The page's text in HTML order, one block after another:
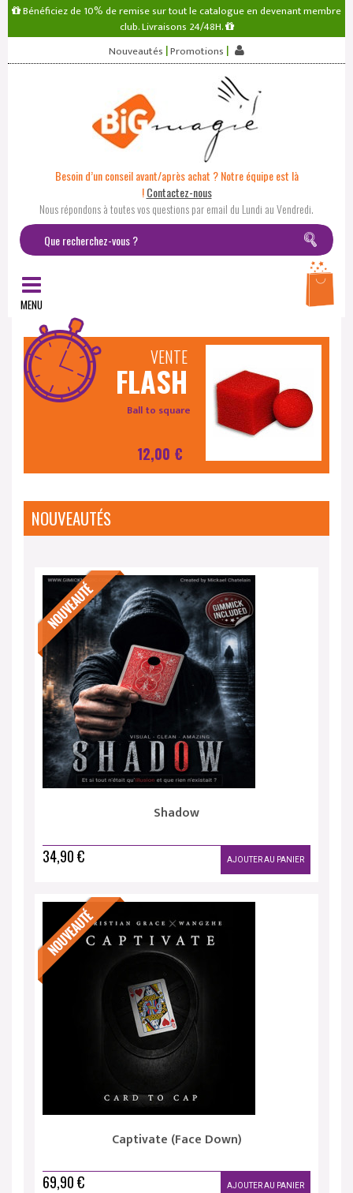
Bénéficiez de 10% de remise sur tout le catalogue en devenant membre
club. Livraisons 24/48H.
Nouveautés |Promotions |
Besoin d’un conseil avant/après achat ? Notre équipe est là
! Contactez-nous
Nous répondons à toutes vos questions par email du Lundi au Vendredi.
MENU
FLASH
Ball to square
12,00 €
NOUVEAUTÉS
Shadow
34,90 € AJOUTER AU PANIER
Captivate (Face Down)
69,90 € AJOUTER AU PANIER